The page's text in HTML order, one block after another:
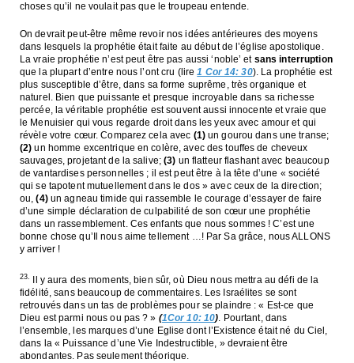
choses qu’il ne voulait pas que le troupeau entende.
On devrait peut-être même revoir nos idées antérieures des moyens
dans lesquels la prophétie était faite au début de l’église apostolique.
La vraie prophétie n’est peut être pas aussi ‘noble’ etsans interruption
que la plupart d’entre nous l’ont cru (lire1 Cor 14: 30). La prophétie est
plus susceptible d’être, dans sa forme suprême, très organique et
naturel. Bien que puissante et presque incroyable dans sa richesse
percée, la véritable prophétie est souvent aussi innocente et vraie que
le Menuisier qui vous regarde droit dans les yeux avec amour et qui
révèle votre cœur. Comparez cela avec (1)un gourou dans une transe;
(2) un homme excentrique en colère, avec des touffes de cheveux
sauvages, projetant de la salive;(3) un flatteur flashant avec beaucoup
de vantardises personnelles ; il est peut être à la tête d’une « société
qui se tapotent mutuellement dans le dos » avec ceux de la direction;
ou,(4)un agneau timide qui rassemble le courage d’essayer de faire
d’une simple déclaration de culpabilité de son cœur une prophétie
dans un rassemblement. Ces enfants que nous sommes ! C’est une
bonne chose qu’Il nous aime tellement …! Par Sa grâce, nous ALLONS
y arriver !
23.
Il y aura des moments, bien sûr, où Dieu nous mettra au défi de la
fidélité, sans beaucoup de commentaires. Les Israélites se sont
retrouvés dans un tas de problèmes pour se plaindre : « Est-ce que
Dieu est parmi nous ou pas ? » (1Cor 10: 10). Pourtant, dans
l’ensemble, les marques d’une Eglise dont l’Existence était né du Ciel,
dans la « Puissance d’une Vie Indestructible, » devraient être
abondantes. Pas seulement théorique.